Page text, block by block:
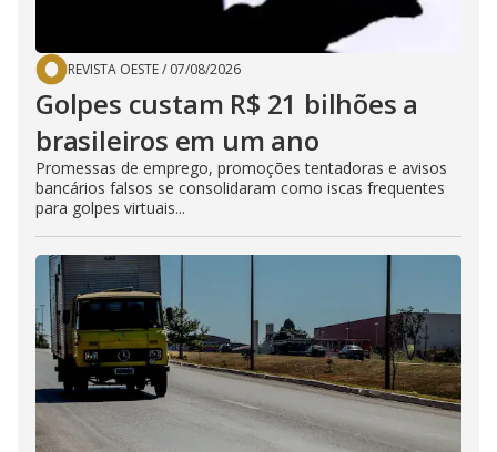
REVISTA OESTE/ 07/08/2026
Golpes custam R$ 21 bilhões a
brasileiros em um ano
Promessas de emprego, promoções tentadoras e avisos
bancários falsos se consolidaram como iscas frequentes
para golpes virtuais...